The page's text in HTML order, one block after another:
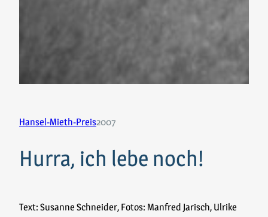
Hansel-Mieth-Preis2007
Hurra, ich lebe noch!
Text: Susanne Schneider, Fotos: Manfred Jarisch, Ulrike